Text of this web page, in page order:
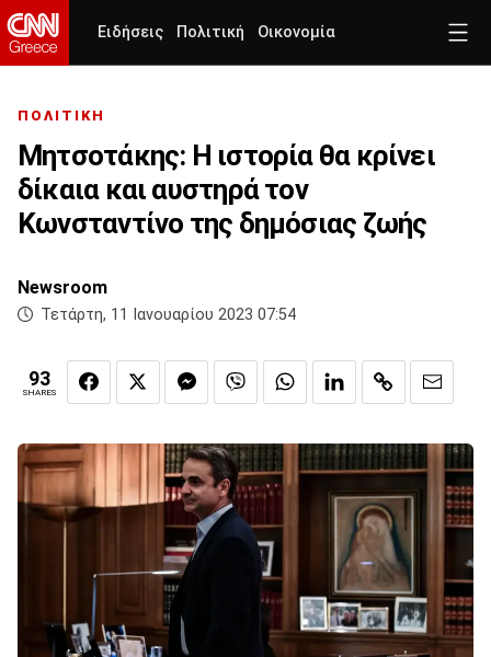
Ειδήσεις Πολιτική Οικονομία
ΠΟΛΙΤΙΚΗ
Μητσοτάκης: Η ιστορία θα κρίνει
δίκαια και αυστηρά τον
Κωνσταντίνο της δημόσιας ζωής
Newsroom
Τετάρτη, 11 Ιανουαρίου 2023 07:54
93
SHARES